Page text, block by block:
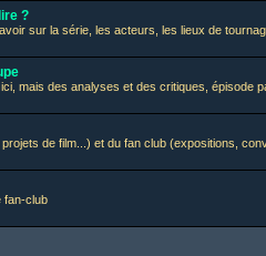
?
sur la série, les acteurs, les lieux de
mais des analyses et des critiques, épisode
de film...) et du fan club (expositions,
fan-club